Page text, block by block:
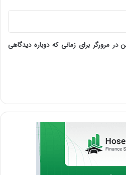
مرورگر برای زمانی که دوباره دیدگاهی